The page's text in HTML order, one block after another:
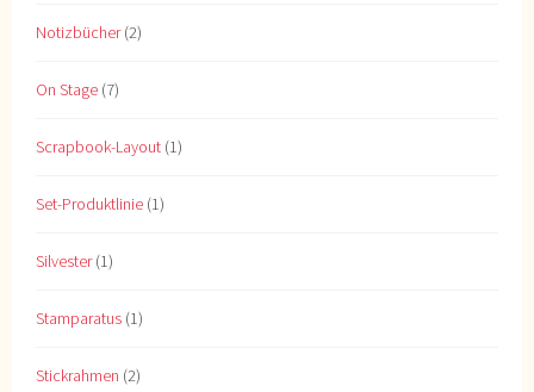
Notizbücher(2)
On Stage (7)
Scrapbook-Layout (1)
Set-Produktlinie (1)
Silvester(1)
Stamparatus (1)
Stickrahmen (2)